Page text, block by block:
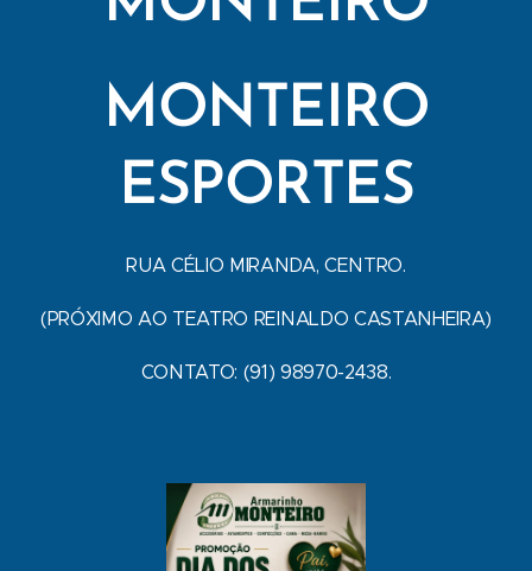
MONTEIRO
ESPORTES
RUA CÉLIO MIRANDA, CENTRO.
(PRÓXIMO AO TEATRO REINALDO CASTANHEIRA)
CONTATO: (91) 98970-2438.